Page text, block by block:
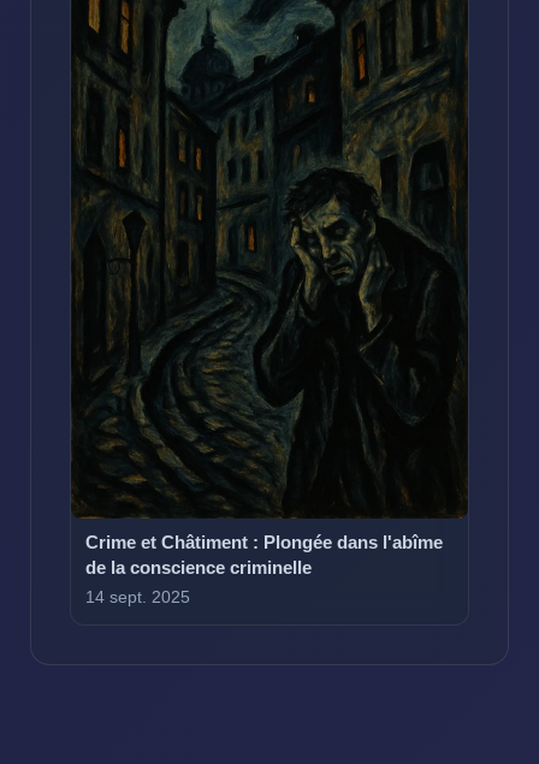
Crime et Châtiment : Plongée dans l'abîme
de la conscience criminelle
14 sept. 2025